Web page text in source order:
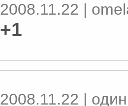
2008.11.22 |
+1
2008.11.22 |